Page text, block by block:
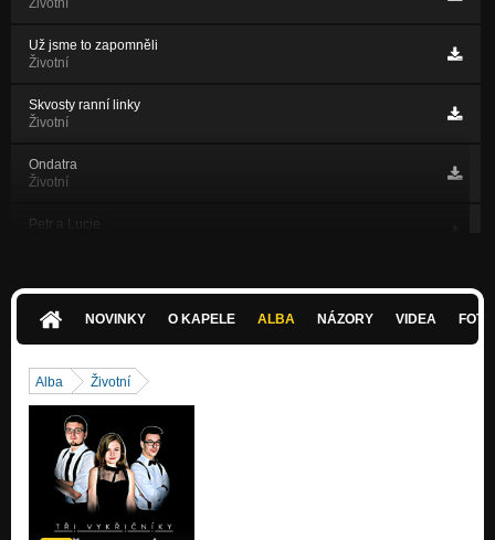
Životní
Už jsme to zapomněli
Životní
Skvosty ranní linky
Životní
Ondatra
Životní
Petr a Lucie
Hajej Dadej
Globální splín (Official audio)
Nezařazeno
Vločka (Official audio)
Nezařazeno
NOVINKY O KAPELE ALBA NÁZORY VIDEA
Alba Životní